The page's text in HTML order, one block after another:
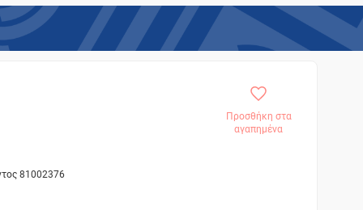
Προσθήκη στα
αγαπημένα
81002376